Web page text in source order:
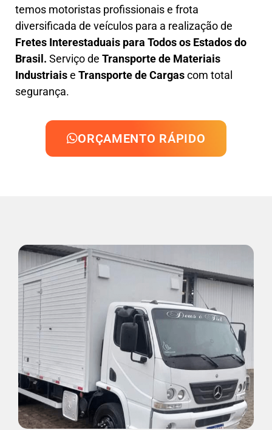
temos motoristas profissionais e frota
diversificada de veículos para a realização de
Fretes Interestaduais para Todos os Estados do
Brasil. Serviço de Transporte de Materiais
Industriaise Transporte de Cargascom total
segurança.
ORÇAMENTO RÁPIDO